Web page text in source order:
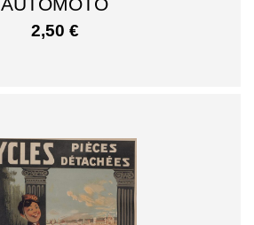
2,50 €